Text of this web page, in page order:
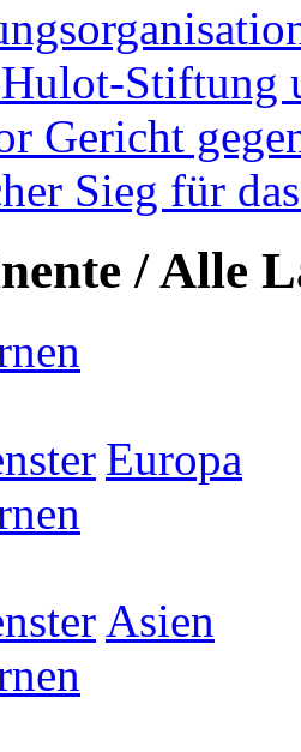
Stiftung
Gericht
Sieg für
/ Alle
Europa
Asien